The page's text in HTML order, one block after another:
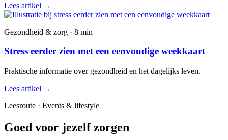
Lees artikel →
Gezondheid & zorg · 8 min
Stress eerder zien met een eenvoudige weekkaart
Praktische informatie over gezondheid en het dagelijks leven.
Lees artikel →
Leesroute · Events & lifestyle
Goed voor jezelf zorgen